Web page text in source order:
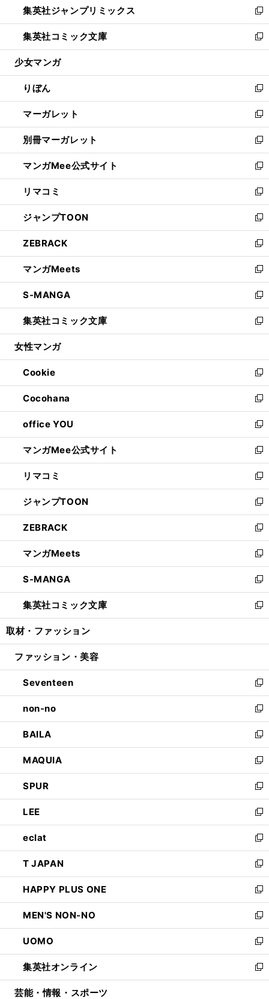
く
で
開
く
ド
ウ
で
開
ィ
ン
ド
ウ
開
く
い
ウ
ィ
ン
ウ
で
開
く
集英社ジャンプリミックス
新
し
い
ウ
ン
ド
ウ
で
開
く
集英社コミック文庫
新
し
ウ
ィ
ン
ド
ウ
で
開
く
少女マンガ
りぼん
新
し
い
ウ
ィ
ン
ド
ウ
で
開
く
マーガレット
新
し
い
ウ
ィ
ン
ド
ウ
で
開
く
別冊マーガレット
新
し
い
ウ
ィ
ン
ド
ウ
で
開
く
マンガMee公式サイト
新
し
い
ウ
ィ
ン
ド
ウ
で
開
く
リマコミ
新
し
い
ウ
ィ
ン
ド
ウ
で
開
く
ジャンプTOON
新
し
い
ウ
ィ
ン
ド
ウ
で
開
ZEBRACK
新
し
い
ウ
ィ
ン
ド
ウ
開
く
マンガMeets
新
し
い
ウ
ィ
ン
ウ
で
開
く
S-MANGA
新
し
い
ウ
ン
ド
ウ
で
開
く
集英社コミック文庫
新
し
ウ
ィ
ン
ド
ウ
で
開
く
女性マンガ
Cookie
新
し
い
ウ
ィ
ン
ド
ウ
で
開
く
Cocohana
新
し
い
ウ
ィ
ン
ド
ウ
で
開
く
office YOU
新
し
い
ウ
ィ
ン
ド
ウ
で
開
く
マンガMee公式サイト
新
し
い
ウ
ィ
ン
ド
ウ
で
開
く
リマコミ
新
し
い
ウ
ィ
ン
ド
ウ
で
開
く
ジャンプTOON
新
し
い
ウ
ィ
ン
ド
ウ
で
開
ZEBRACK
新
し
い
ウ
ィ
ン
ド
ウ
開
マンガMeets
新
し
い
ウ
ィ
ン
ウ
開
く
S-MANGA
新
し
い
ウ
ン
ウ
で
開
く
集英社コミック文庫
新
し
ウ
ン
ド
ウ
で
開
く
取材・ファッション
ファッション・美容
Seventeen
新
し
い
ウ
ィ
ン
ド
ウ
で
開
く
non-no
新
し
い
ウ
ィ
ン
ド
ウ
で
開
く
BAILA
新
し
い
ウ
ィ
ン
ド
ウ
で
開
く
MAQUIA
新
し
い
ウ
ィ
ン
ド
ウ
で
開
く
SPUR
新
し
い
ウ
ィ
ン
ド
ウ
で
開
く
LEE
新
し
い
ウ
ィ
ン
ド
ウ
で
開
く
eclat
新
し
い
ウ
ィ
ン
ド
ウ
で
開
く
T JAPAN
新
し
い
ウ
ィ
ン
ド
ウ
で
開
HAPPY PLUS ONE
新
し
い
ウ
ィ
ン
ド
ウ
MEN'S NON-NO
新
し
い
ウ
ィ
ン
UOMO
新
し
い
ウ
集英社オンライン
新
し
芸能・情報・スポーツ